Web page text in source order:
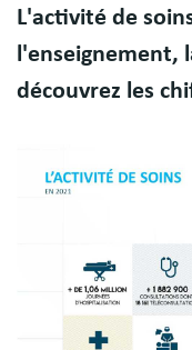
Body
L'activité de
l'enseignement,
découvrez les